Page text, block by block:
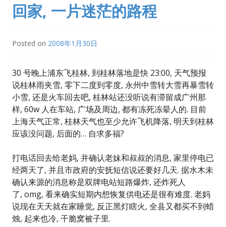
回家, 一片迷茫的路程
Posted on 2008年1月30日
30 号晚上浦东飞桂林, 到桂林落地是快 23:00, 天气预报
说桂林雨夹雪, 零下二度到零度, 永州中雪转大雪再暴雪转
小雪, 还是火车回去吧, 桂林站还没听说有滞留成广州那
样, 60w 人在车站, 广场及周边, 都有冻死冻晕人的. 目前
上海天气正常, 桂林天气也至少允许飞机降落, 明天到桂林
应该没问题, 后面的… 自求多福?
打电话回去给老妈, 并确认老妹和叔叔的消息, 家里停电已
经两天了, 并且市政府的安抚短信说还要好几天. 据水木未
确认来源的消息称是双牌电站短路爆炸, 还炸死人
了, omg, 看来确实短期内想恢复供电还是很有难度. 老妈
说现在天天就在家睡觉, 反正黑灯瞎火, 全县又都买不到蜡
烛, 起来也冷, 干脆窝被子里.